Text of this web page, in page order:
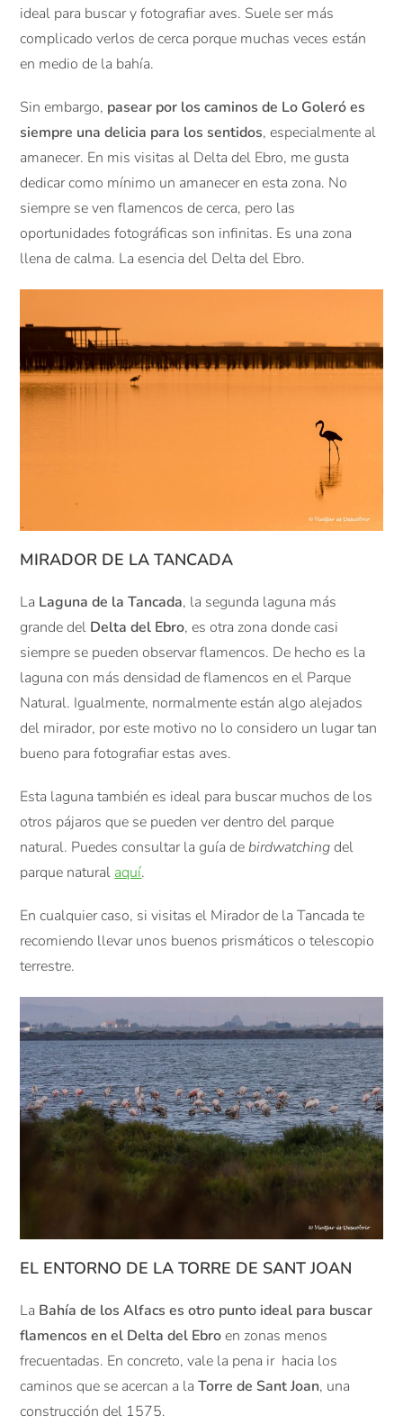
ideal para buscar y fotografiar aves. Suele ser más
complicado verlos de cerca porque muchas veces están
en medio de la bahía.
Sin embargo, pasear por los caminos de Lo Goleró es
siempre una delicia para los sentidos, especialmente al
amanecer. En mis visitas al Delta del Ebro, me gusta
dedicar como mínimo un amanecer en esta zona. No
siempre se ven flamencos de cerca, pero las
oportunidades fotográficas son infinitas. Es una zona
llena de calma. La esencia del Delta del Ebro.
MIRADOR DE LA TANCADA
La Laguna de la Tancada, la segunda laguna más
grande del Delta del Ebro, es otra zona donde casi
siempre se pueden observar flamencos. De hecho es la
laguna con más densidad de flamencos en el Parque
Natural. Igualmente, normalmente están algo alejados
del mirador, por este motivo no lo considero un lugar tan
bueno para fotografiar estas aves.
Esta laguna también es ideal para buscar muchos de los
otros pájaros que se pueden ver dentro del parque
natural. Puedes consultar la guía debirdwatchingdel
parque naturalaquí.
En cualquier caso, si visitas el Mirador de la Tancada te
recomiendo llevar unos buenos prismáticos o telescopio
terrestre.
EL ENTORNO DE LA TORRE DE SANT JOAN
La Bahía de los Alfacs es otro punto ideal para buscar
flamencos en el Delta del Ebroen zonas menos
frecuentadas. En concreto, vale la pena ir hacia los
caminos que se acercan a laTorre de Sant Joan, una
construcción del 1575.